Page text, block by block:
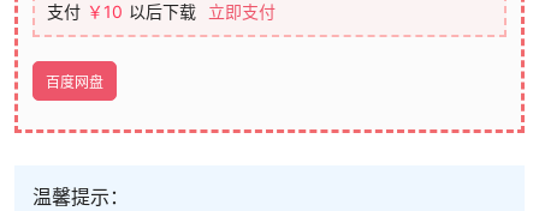
支付 ￥10 以后下载 立即支付
百度网盘
温馨提示：